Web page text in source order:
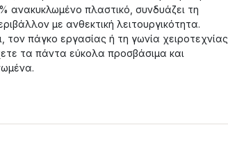
ανακυκλωμένο πλαστικό, συνδυάζει τη
με ανθεκτική λειτουργικότητα.
τον πάγκο εργασίας ή τη γωνία
τα πάντα εύκολα προσβάσιμα και